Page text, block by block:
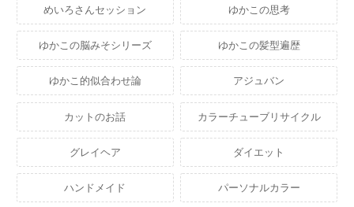
めいろさんセッション ゆかこの思考
ゆかこの脳みそシリーズ ゆかこの髪型遍歴
ゆかこ的似合わせ論 アジュバン
カットのお話 カラーチューブリサイクル
グレイヘア ダイエット
ハンドメイド パーソナルカラー